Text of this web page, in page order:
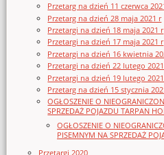
Przetarg na dzień 11 czerwca
Przetarg na dzień 28 maja 2021 r
Przetargi na dzień 18 maja 2021 r
Przetargi na dzień 17 maja 2021 r
Przetargi na dzień 16 kwietnia
Przetargi na dzień 22 lutego
Przetargi na dzień 19 lutego
Przetarg na dzień 15 stycznia
OGŁOSZENIE O
SPRZEDAŻ POJAZDU TARPAN
OGŁOSZENIE O
PISEMNYM NA SPRZEDAŻ
Przetargi 2020